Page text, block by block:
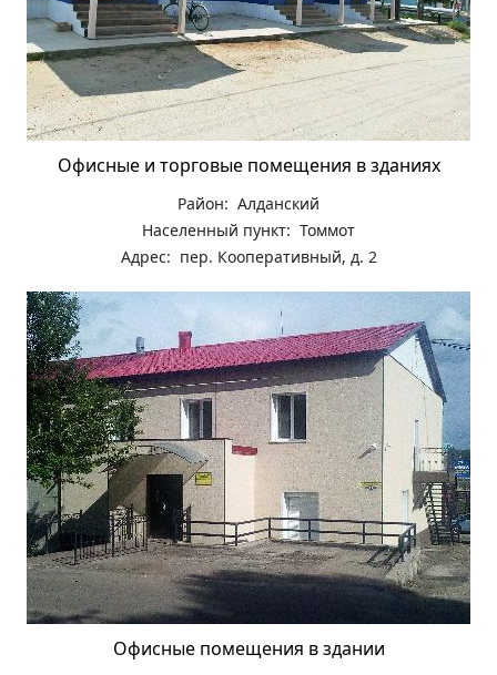
Офисные и торговые помещения в зданиях
Район: Алданский
Населенный пункт: Томмот
Адрес: пер. Кооперативный, д. 2
Офисные помещения в здании